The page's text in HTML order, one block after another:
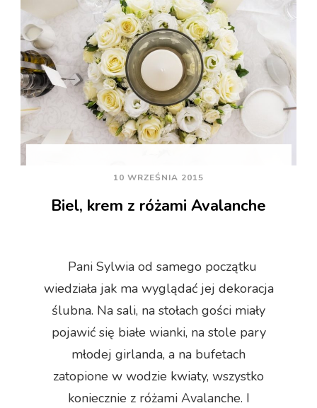
10 WRZEŚNIA 2015
Biel, krem z różami Avalanche
Pani Sylwia od samego początku
wiedziała jak ma wyglądać jej dekoracja
ślubna. Na sali, na stołach gości miały
pojawić się białe wianki, na stole pary
młodej girlanda, a na bufetach
zatopione w wodzie kwiaty, wszystko
koniecznie z różami Avalanche. I